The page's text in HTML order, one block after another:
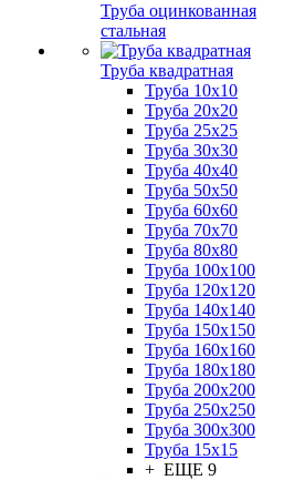
Труба оцинкованная
стальная
Труба квадратная
Труба 10x10
Труба 20x20
Труба 25x25
Труба 30x30
Труба 40x40
Труба 50x50
Труба 60x60
Труба 70x70
Труба 80x80
Труба 100x100
Труба 120x120
Труба 140x140
Труба 150x150
Труба 160x160
Труба 180x180
Труба 200x200
Труба 250x250
Труба 300x300
Труба 15x15
+ ЕЩЕ 9